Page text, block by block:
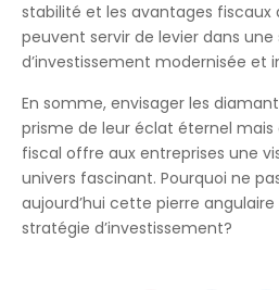
stabilité et les avantages
peuvent servir de levier dans
d’investissement modernisée et
En somme, envisager les
prisme de leur éclat éternel mais
fiscal offre aux entreprises une
univers fascinant. Pourquoi ne
aujourd’hui cette pierre
stratégie d’investissement?